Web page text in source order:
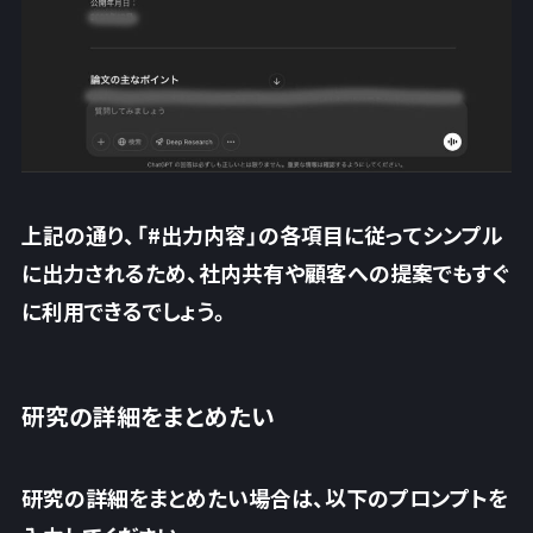
上記の通り、「#出力内容」の各項目に従ってシンプル
に出力されるため、社内共有や顧客への提案でもすぐ
に利用できるでしょう。
研究の詳細をまとめたい
研究の詳細をまとめたい場合は、以下のプロンプトを